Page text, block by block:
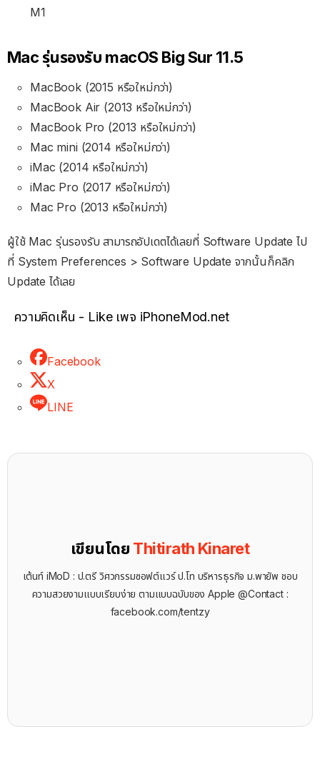
M1
Mac รุ่นรองรับ macOS Big Sur 11.5
MacBook (2015 หรือใหม่กว่า)
MacBook Air (2013 หรือใหม่กว่า)
MacBook Pro (2013 หรือใหม่กว่า)
Mac mini (2014 หรือใหม่กว่า)
iMac (2014 หรือใหม่กว่า)
iMac Pro (2017 หรือใหม่กว่า)
Mac Pro (2013 หรือใหม่กว่า)
ผู้ใช้ Mac รุ่นรองรับ สามารถอัปเดตได้เลยที่ Software Update ไป
ที่ System Preferences > Software Update จากนั้นก็คลิก
Update ได้เลย
ความคิดเห็น - Like เพจ iPhoneMod.net
Facebook
X
LINE
เขียนโดย Thitirath Kinaret
เต้นท์ iMoD : ป.ตรี วิศวกรรมซอฟต์แวร์ ป.โท บริหารธุรกิจ ม.พายัพ ชอบ
ความสวยงามแบบเรียบง่าย ตามแบบฉบับของ Apple @Contact :
facebook.com/tentzy